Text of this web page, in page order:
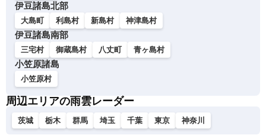
伊豆諸島北部
大島町 利島村 新島村 神津島村
伊豆諸島南部
三宅村 御蔵島村 八丈町 青ヶ島村
小笠原諸島
小笠原村
周辺エリアの雨雲レーダー
茨城 栃木 群馬 埼玉 千葉 東京 神奈川